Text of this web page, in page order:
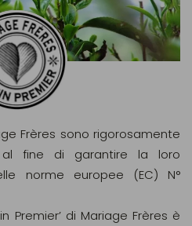
Frères sono rigorosamente
al fine di garantire la loro
norme europee (EC) N°
Premier’ di Mariage Frères è